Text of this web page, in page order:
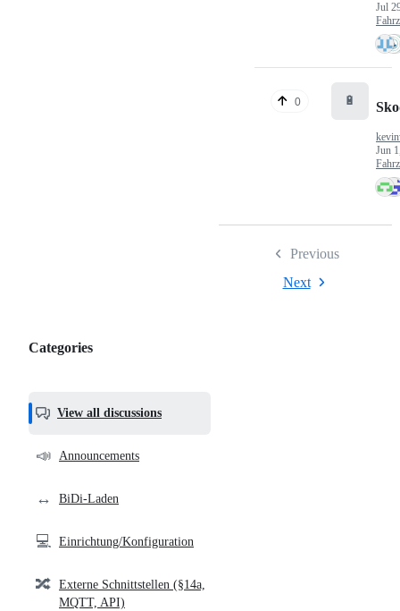
Categories,
helpful,
and
community
Categories
View all discussions
📣 Announcements
↔️ BiDi-Laden
💻 Einrichtung/Konfiguration
🔀 Externe Schnittstellen (§14a,
MQTT, API)
Jul
0 🔋
Jun
Previous
Next